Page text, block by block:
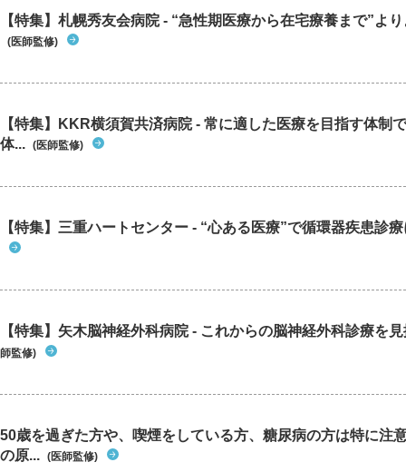
【特集】札幌秀友会病院 - “急性期医療から在宅療養まで”よ
(医師監修)
【特集】KKR横須賀共済病院 - 常に適した医療を目指す体制
体... (医師監修)
【特集】三重ハートセンター - “心ある医療”で循環器疾患診
【特集】矢木脳神経外科病院 - これからの脳神経外科診療を
師監修)
50歳を過ぎた方や、喫煙をしている方、糖尿病の方は特に注
の原... (医師監修)